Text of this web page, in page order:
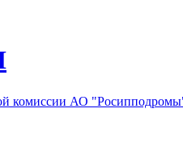
комиссии АО